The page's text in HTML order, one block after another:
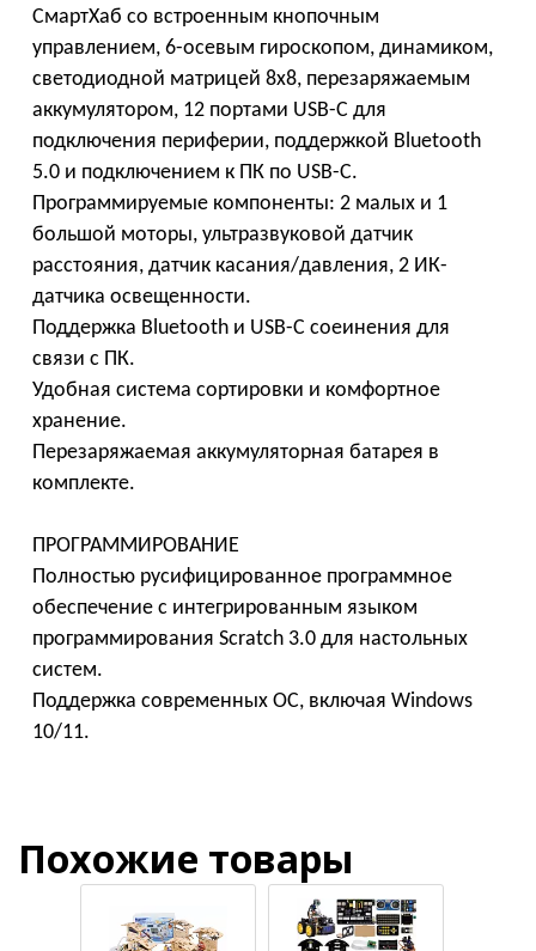
СмартХаб со встроенным кнопочным
управлением, 6-осевым гироскопом, динамиком,
светодиодной матрицей 8х8, перезаряжаемым
аккумулятором, 12 портами USB-C для
подключения периферии, поддержкой Bluetooth
5.0 и подключением к ПК по USB-C.
Программируемые компоненты: 2 малых и 1
большой моторы, ультразвуковой датчик
расстояния, датчик касания/давления, 2 ИК-
датчика освещенности.
Поддержка Bluetooth и USB-C соеинения для
связи с ПК.
Удобная система сортировки и комфортное
хранение.
Перезаряжаемая аккумуляторная батарея в
комплекте.
ПРОГРАММИРОВАНИЕ
Полностью русифицированное программное
обеспечение с интегрированным языком
программирования Scratch 3.0 для настольных
систем.
Поддержка современных ОС, включая Windows
10/11.
Похожие товары